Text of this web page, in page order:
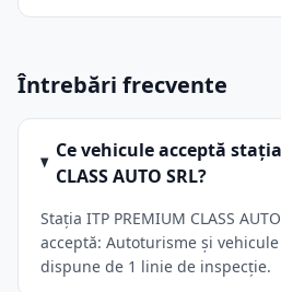
Întrebări frecvente
Ce vehicule acceptă
CLASS AUTO SRL?
Stația ITP PREMIUM CLASS
acceptă: Autoturisme și
dispune de 1 linie de inspecție.